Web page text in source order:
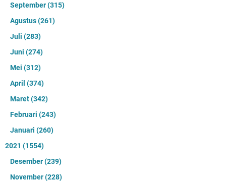
September(315)
Agustus(261)
Juli (283)
Juni (274)
Mei (312)
April (374)
Maret(342)
Februari (243)
Januari (260)
2021 (1554)
Desember(239)
November(228)